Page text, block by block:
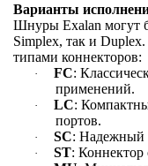
Варианты
Шнуры Exalan могут
Simplex, так и
типами коннекторов:
· FC:
применений.
· LC:
портов.
· SC: Надежный
· ST: Коннектор